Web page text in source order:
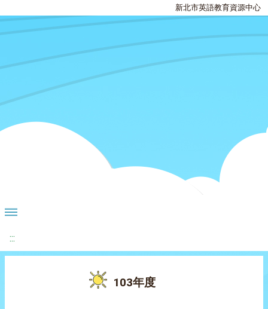
新北市英語教育資源中心
:::
103年度